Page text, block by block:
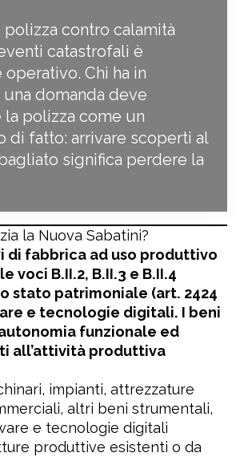
polizza contro calamità
catastrofali è
Chi ha in
domanda deve
la polizza come un
di fatto: arrivare scoperti al
significa perdere la
la Nuova Sabatini?
di fabbrica ad uso produttivo
voci B.II.2, B.II.3 e B.II.4
stato patrimoniale (art. 2424
e tecnologie digitali. I beni
funzionale ed
all’attività produttiva
impianti, attrezzature
altri beni strumentali,
e tecnologie digitali
produttive esistenti o da